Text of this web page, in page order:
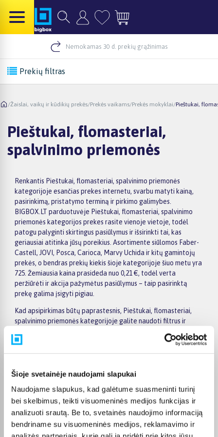
Šioje svetainėje naudojami slapukai
Naudojame slapukus, kad galėtume suasmeninti turinį
bei skelbimus, teikti visuomeninės medijos funkcijas ir
analizuoti srautą. Be to, svetainės naudojimo informaciją
bendriname su visuomeninės medijos, reklamavimo ir
Nemokamas 30 d. prekių grąžinimas
Prekių filtras
/Žaislai, vaikų ir kūdikių prekės/Prekės vaikams/Prekės mokyklai/Pieštukai,
Pieštukai, flomasteriai,
spalvinimo priemonės
Renkantis Pieštukai, flomasteriai, spalvinimo priemonės
kategorijoje esančias prekes internetu, svarbu matyti kainą,
pasirinkimą, pristatymo terminą ir pirkimo galimybes.
BIGBOX.LT parduotuvėje Pieštukai, flomasteriai, spalvinimo
priemonės kategorijos prekes rasite vienoje vietoje, todėl
patogu palyginti skirtingus pasiūlymus ir išsirinkti tai, kas
geriausiai atitinka jūsų poreikius. Asortimente siūlomos Faber-
Castell, JOVI, Posca, Carioca, Marvy Uchida ir kitų gamintojų
prekės, o bendras prekių kiekis šioje kategorijoje šiuo metu yra
725. Žemiausia kaina prasideda nuo 0,21 €, todėl verta
peržiūrėti ir akcija pažymėtus pasiūlymus – taip pasirinktą
prekę galima įsigyti pigiau.
Kad apsipirkimas būtų paprastesnis, Pieštukai, flomasteriai,
spalvinimo priemonės kategorijoje galite naudoti filtrus ir
kitus aktualius kriterijus. Prekių sąraše lengva peržiūrėti
pagrindinius pasiūlymus, o prekės puslapyje pateikiama
pristatymą ir kitas pirkimo sąlygas. Taip galite ramiai palyginti
pasirinktą prekę internetu.
BIGBOX.LT suteikia galimybę prekes nuo 150 Eur įsigyti su
nemokamu 24 mėnesių lizingu, todėl pirkti išsimokėtinai galima
patogiai planuojant išlaidas. Užsakymus pristatome visoje